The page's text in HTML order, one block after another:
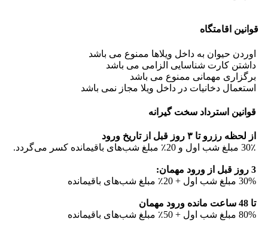
قوانین اقامتگاه
اوردن حیوان به داخل ویلاها ممنوع می باشد
داشتن کارت شناسایی الزامی می باشد
برگزاری مهمانی ممنوع می باشد
استعمال دخانیات در داخل ویلا مجاز نمی باشد
قوانین استرداد سخت گیرانه
از لحظه رزرو تا ۳ روز قبل از تاریخ ورود
30٪ مبلغ شب اول و 20٪ مبلغ شب‌های باقیمانده کسر می‌گردد.
3 روز قبل از ورود مهمان:
30% مبلغ شب اول + 20٪ مبلغ شب‌های باقیمانده
تا 48 ساعت مانده ورود مهمان
80% مبلغ شب اول + 50٪ مبلغ شب‌های باقیمانده